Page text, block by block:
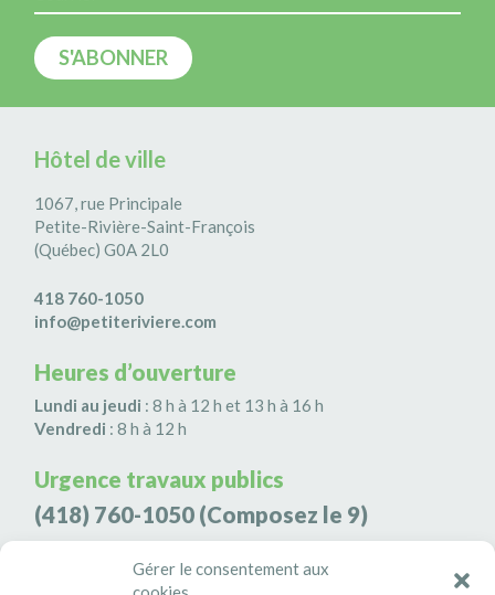
Gérer le consentement aux
Hôtel de ville
1067, rue Principale
Petite-Rivière-Saint-François
(Québec) G0A 2L0
418 760-1050
info@petiteriviere.com
Heures d’ouverture
Lundi au jeudi : 8 h à 12 h et 13 h à 16 h
Vendredi : 8 h à 12 h
Urgence travaux publics
(418) 760-1050 (Composez le 9)
Agence de sécurité S3K9